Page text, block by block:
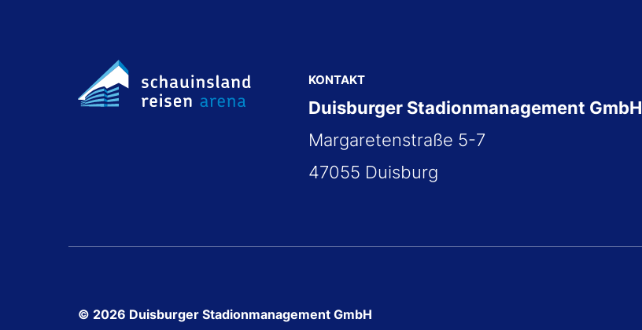
KONTAKT
Duisburger Stadionmanagement GmbH
Margaretenstraße 5-7
47055 Duisburg
© 2026 Duisburger Stadionmanagement GmbH